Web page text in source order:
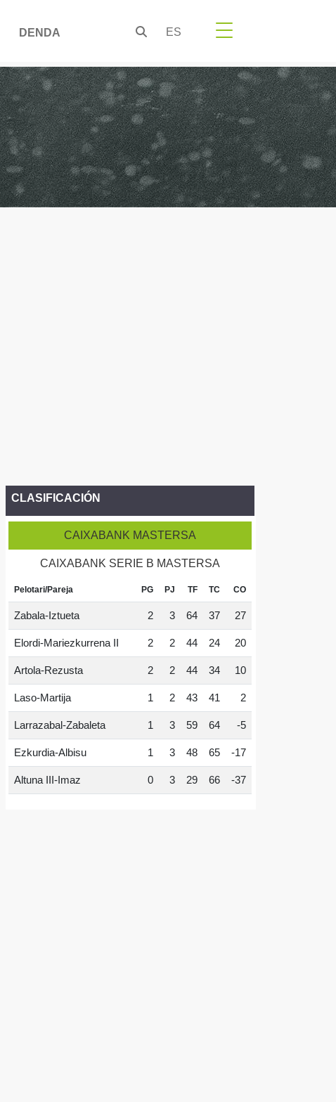
DENDA ES
CLASIFICACIÓN
CAIXABANK MASTERSA
CAIXABANK SERIE B MASTERSA
Pelotari/Pareja PG PJ TF TC CO
Zabala-Iztueta 2 3 64 37 27
Elordi-Mariezkurrena II 2 2 44 24 20
Artola-Rezusta 2 2 44 34 10
Laso-Martija 1 2 43 41 2
Larrazabal-Zabaleta 1 3 59 64 -5
Ezkurdia-Albisu 1 3 48 65 -17
Altuna III-Imaz 0 3 29 66 -37